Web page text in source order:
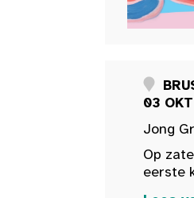
03
Jong
Op
eerste